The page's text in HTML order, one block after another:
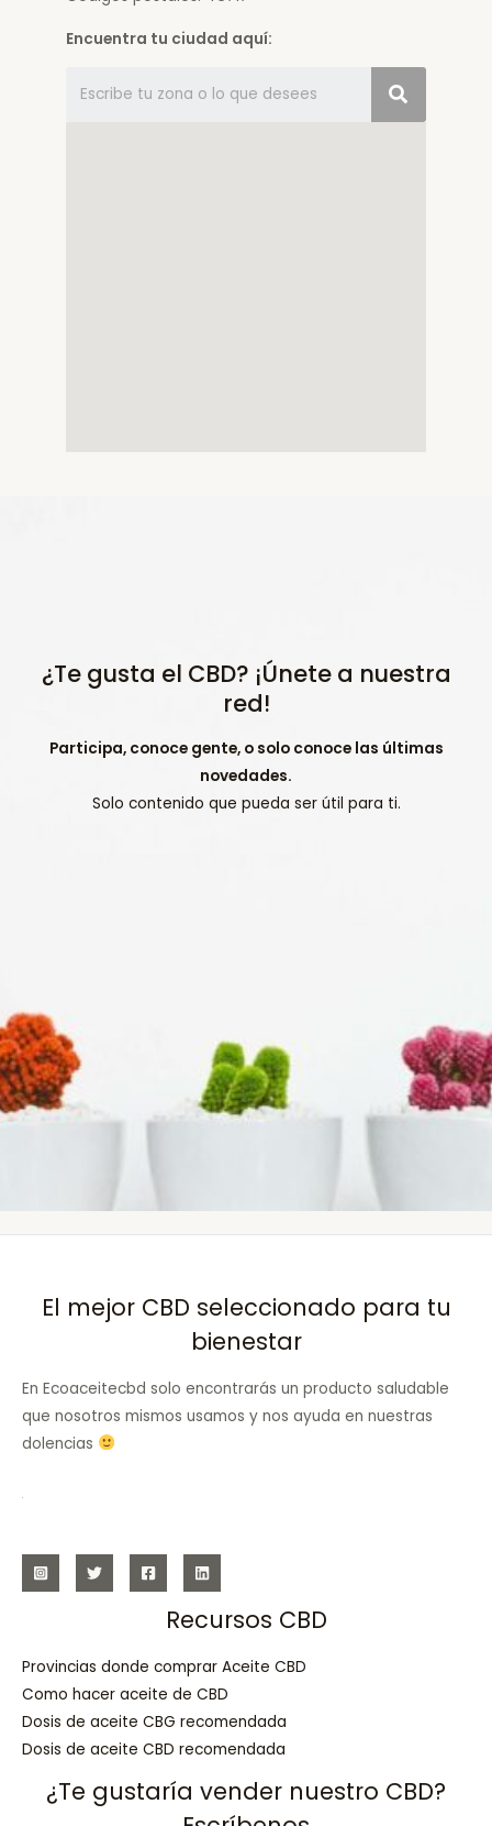
Encuentra tu ciudad aquí:
¿Te gusta el CBD? ¡Únete a nuestra
red!
Participa, conoce gente, o solo conoce las últimas
novedades.
Solo contenido que pueda ser útil para ti.
El mejor CBD seleccionado para tu
bienestar
En Ecoaceitecbd solo encontrarás un producto saludable
que nosotros mismos usamos y nos ayuda en nuestras
dolencias
Recursos CBD
Provincias donde comprar Aceite CBD
Como hacer aceite de CBD
Dosis de aceite CBG recomendada
Dosis de aceite CBD recomendada
¿Te gustaría vender nuestro CBD?